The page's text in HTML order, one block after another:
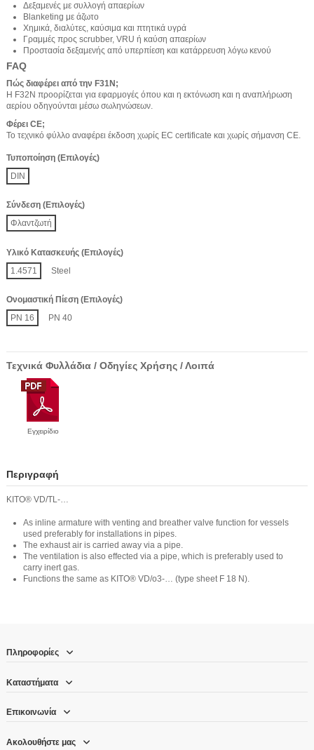
Δεξαμενές με συλλογή απαερίων
Blanketing με άζωτο
Χημικά, διαλύτες, καύσιμα και πτητικά υγρά
Γραμμές προς scrubber, VRU ή καύση απαερίων
Προστασία δεξαμενής από υπερπίεση και κατάρρευση λόγω κενού
FAQ
Πώς διαφέρει από την F31N;
Η F32N προορίζεται για εφαρμογές όπου και η εκτόνωση και η αναπλήρωση
αερίου οδηγούνται μέσω σωληνώσεων.
Φέρει CE;
Το τεχνικό φύλλο αναφέρει έκδοση χωρίς EC certificate και χωρίς σήμανση CE.
Τυποποίηση (Επιλογές)
DIN
Σύνδεση (Επιλογές)
Φλαντζωτή
Υλικό Κατασκευής (Επιλογές)
1.4571
Steel
Ονομαστική Πίεση (Επιλογές)
PN 16
PN 40
Τεχνικά Φυλλάδια / Οδηγίες Χρήσης / Λοιπά
Εγχειρίδιο
Περιγραφή
KITO® VD/TL-…
As inline armature with venting and breather valve function for vessels
used preferably for installations in pipes.
The exhaust air is carried away via a pipe.
The ventilation is also effected via a pipe, which is preferably used to
carry inert gas.
Functions the same as KITO® VD/o3-… (type sheet F 18 N).
Πληροφορίες
Καταστήματα
Επικοινωνία
Ακολουθήστε μας